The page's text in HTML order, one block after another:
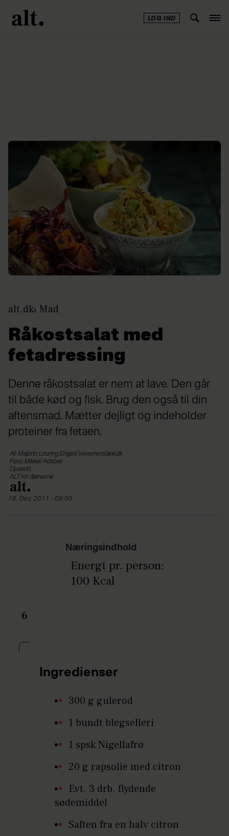
LOG IND
alt.dk Mad
Råkostsalat med
fetadressing
Denne råkostsalat er nem at lave. Den går
til både kød og fisk. Brug den også til din
aftensmad. Mætter dejligt og indeholder
proteiner fra fetaen.
Af: Majbritt Louring Engell/www.netslank.dk
Foto: Mikkel Adsbøl
Opskrift
ALT for damerne
18. Dec 2011 - 09:00
Næringsindhold
Energi pr. person:
100 Kcal
6
Ingredienser
300 g gulerod
1 bundt blegselleri
1 spsk Nigellafrø
20 g rapsolie med citron
Evt. 3 drb. flydende
sødemiddel
Saften fra en halv citron